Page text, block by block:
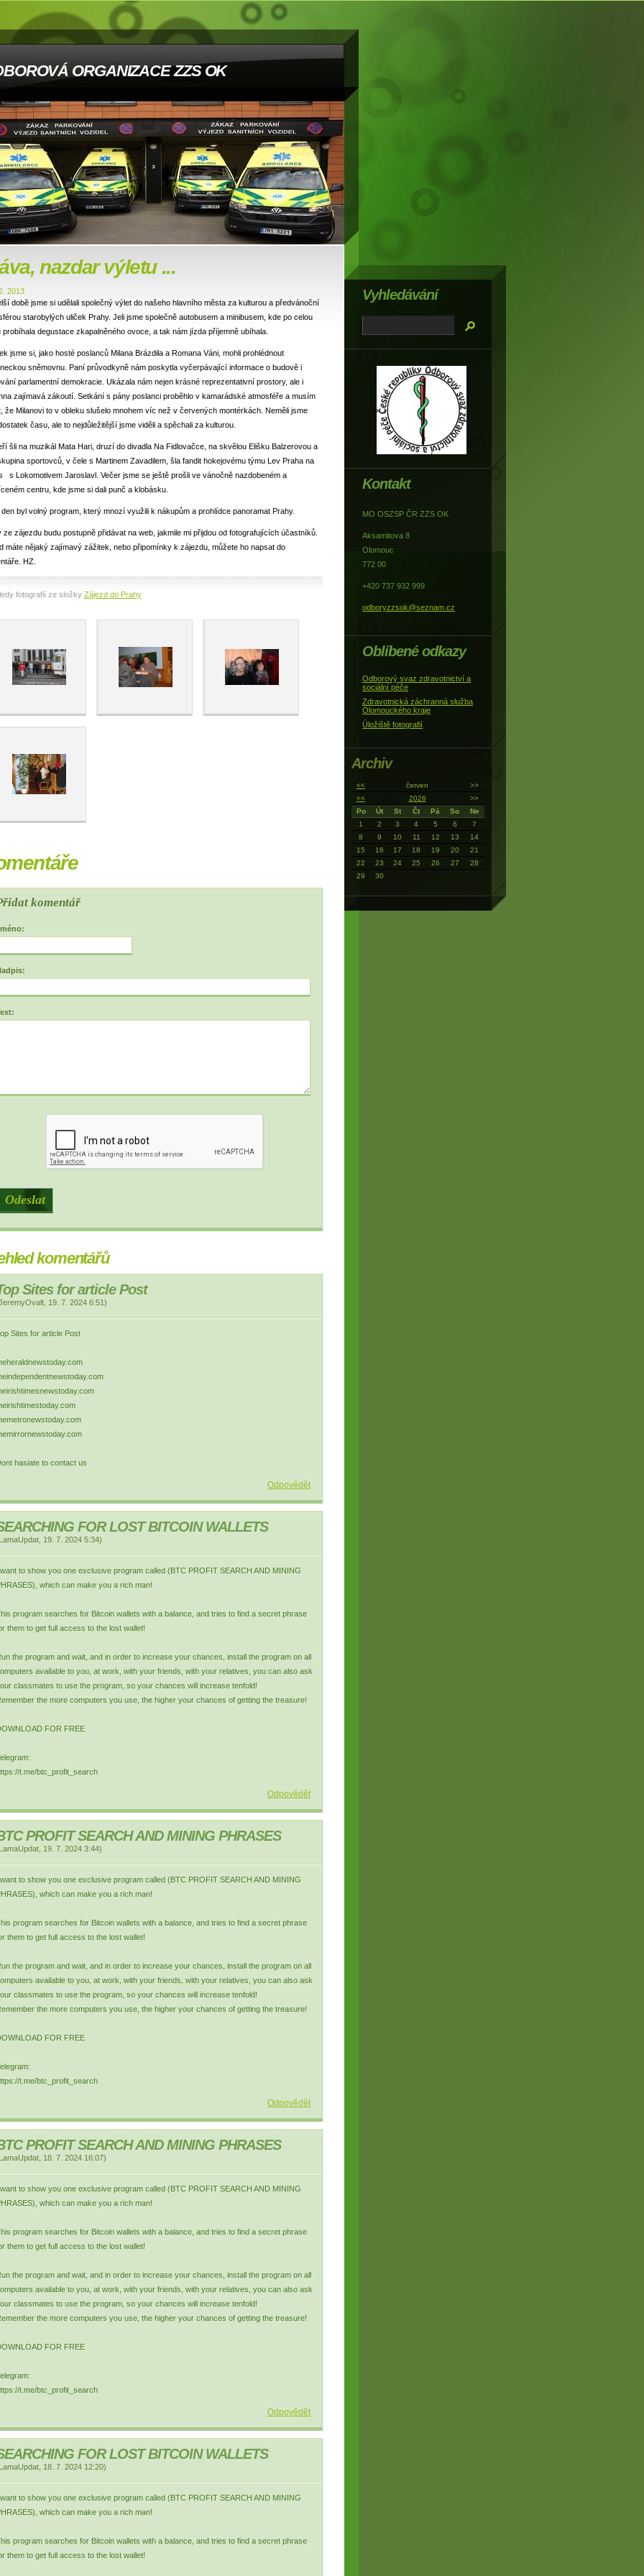
ORGANIZACE ZZS OK
nazdar výletu ...
2013
době jsme si udělali společný výlet do našeho hlavního města za kulturou a předvánoční
starobylých uliček Prahy. Jeli jsme společně autobusem a minibusem, kde po celou
probíhala degustace zkapalněného ovoce, a tak nám jízda příjemně ubíhala.
jsme si, jako hosté poslanců Milana Brázdila a Romana Váni, mohli prohlédnout
sněmovnu. Paní průvodkyně nám poskytla vyčerpávající informace o budově i
parlamentní demokracie. Ukázala nám nejen krásné reprezentativní prostory, ale i
zajímavá zákoutí. Setkání s pány poslanci proběhlo v kamarádské atmosféře a musím
že Milanovi to v obleku slušelo mnohem víc než v červených montérkách. Neměli jsme
času, ale to nejdůležitější jsme viděli a spěchali za kulturou.
šli na muzikál Mata Hari, druzí do divadla Na Fidlovačce, na skvělou Elišku Balzerovou a
sportovců, v čele s Martinem Zavadilem, šla fandit hokejovému týmu Lev Praha na
s Lokomotivem Jaroslavl. Večer jsme se ještě prošli ve vánočně nazdobeném a
centru, kde jsme si dali punč a klobásku.
byl volný program, který mnozí využili k nákupům a prohlídce panoramat Prahy.
ze zájezdu budu postupně přidávat na web, jakmile mi přijdou od fotografujících účastníků.
máte nějaký zajímavý zážitek, nebo připomínky k zájezdu, můžete ho napsat do
HZ.
fotografií ze složky Zájezd do Prahy
komentář
komentářů
Sites for article Post
19. 7. 2024 6:51)
Sites for article Post
hasiate to contact us
Odpovědět
FOR LOST BITCOIN WALLETS
19. 7. 2024 5:34)
to show you one exclusive program called (BTC PROFIT SEARCH AND MINING
which can make you a rich man!
program searches for Bitcoin wallets with a balance, and tries to find a secret phrase
them to get full access to the lost wallet!
the program and wait, and in order to increase your chances, install the program on all
available to you, at work, with your friends, with your relatives, you can also ask
classmates to use the program, so your chances will increase tenfold!
the more computers you use, the higher your chances of getting the treasure!
FOR FREE
t.me/btc_profit_search
Odpovědět
PROFIT SEARCH AND MINING PHRASES
19. 7. 2024 3:44)
to show you one exclusive program called (BTC PROFIT SEARCH AND MINING
which can make you a rich man!
program searches for Bitcoin wallets with a balance, and tries to find a secret phrase
them to get full access to the lost wallet!
the program and wait, and in order to increase your chances, install the program on all
available to you, at work, with your friends, with your relatives, you can also ask
classmates to use the program, so your chances will increase tenfold!
the more computers you use, the higher your chances of getting the treasure!
FOR FREE
t.me/btc_profit_search
Odpovědět
PROFIT SEARCH AND MINING PHRASES
18. 7. 2024 16:07)
to show you one exclusive program called (BTC PROFIT SEARCH AND MINING
which can make you a rich man!
program searches for Bitcoin wallets with a balance, and tries to find a secret phrase
them to get full access to the lost wallet!
the program and wait, and in order to increase your chances, install the program on all
available to you, at work, with your friends, with your relatives, you can also ask
classmates to use the program, so your chances will increase tenfold!
the more computers you use, the higher your chances of getting the treasure!
FOR FREE
t.me/btc_profit_search
Odpovědět
FOR LOST BITCOIN WALLETS
18. 7. 2024 12:20)
to show you one exclusive program called (BTC PROFIT SEARCH AND MINING
which can make you a rich man!
program searches for Bitcoin wallets with a balance, and tries to find a secret phrase
them to get full access to the lost wallet!
Kontakt
MO OSZSP ČR ZZS OK
Aksamitova 8
Olomouc
772 00
+420 737 932 999
odboryzzsok@seznam.cz
Oblíbené odkazy
Odborový svaz zdravotnictví a
sociální péče
Zdravotnická záchranná služba
Olomouckého kraje
Úložiště fotografií
Vyhledávání
Archiv
<< červen
>>
<<
2026
>>
Po
Út St Čt Pá So
Ne
1
2 3 4 5 6
7
8
9 10 11 12 13
14
15
16 17 18 19 20
21
22
23 24 25 26 27
28
29
30